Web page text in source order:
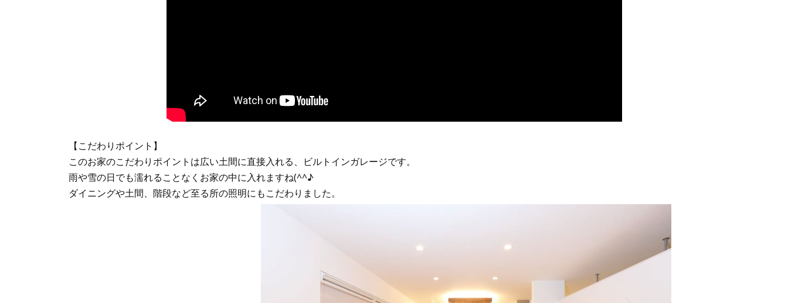
【こだわりポイント】
このお家のこだわりポイントは広い土間に直接入れる、ビルトインガレージです。
雨や雪の日でも濡れることなくお家の中に入れますね(^^♪
ダイニングや土間、階段など至る所の照明にもこだわりました。